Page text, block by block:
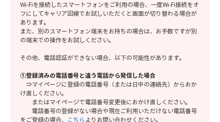
Wi-Fiを接続したスマートフォンをご利用の場合、一度Wi-Fi接続をオ
フにしてキャリア回線でお試しいただくと画面が切り替わる場合が
あります。
また、別のスマートフォン端末をお持ちの場合は、お手数ですが別
の端末での操作をお試しください。
その他、電話認証ができない場合、以下の可能性があります。
①登録済みの電話番号と違う電話から発信した場合
⇒マイページに登録の電話番号（または日中の連絡先）からおか
け直しください。
またはマイページで電話番号変更後におかけ直しください。
電話番号の登録がない場合や現在ご利用いただけない電話番号
をご登録の場合、 こちら よりお問い合わせください。